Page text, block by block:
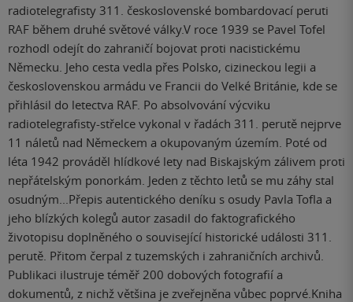
radiotelegrafisty 311. československé bombardovací peruti
RAF během druhé světové války.V roce 1939 se Pavel Tofel
rozhodl odejít do zahraničí bojovat proti nacistickému
Německu. Jeho cesta vedla přes Polsko, cizineckou legii a
československou armádu ve Francii do Velké Británie, kde se
přihlásil do letectva RAF. Po absolvování výcviku
radiotelegrafisty-střelce vykonal v řadách 311. perutě nejprve
11 náletů nad Německem a okupovaným územím. Poté od
léta 1942 prováděl hlídkové lety nad Biskajským zálivem proti
nepřátelským ponorkám. Jeden z těchto letů se mu záhy stal
osudným...Přepis autentického deníku s osudy Pavla Tofla a
jeho blízkých kolegů autor zasadil do faktografického
životopisu doplněného o související historické události 311.
perutě. Přitom čerpal z tuzemských i zahraničních archivů.
Publikaci ilustruje téměř 200 dobových fotografií a
dokumentů, z nichž většina je zveřejněna vůbec poprvé.Kniha